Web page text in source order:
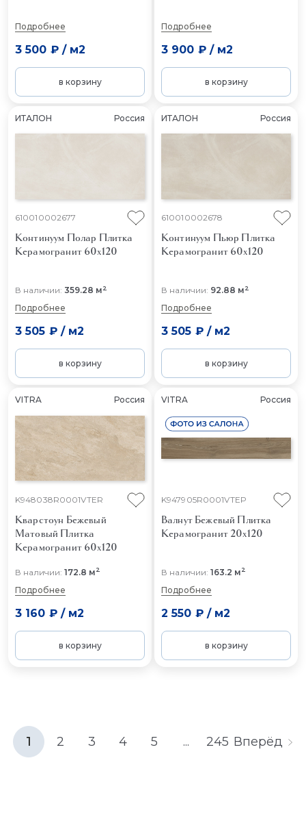
Подробнее
3 500 ₽/ м2
в корзину
Подробнее
3 900 ₽/ м2
в корзину
ИТАЛОН Россия
610010002677
Континуум Полар Плитка
Керамогранит 60x120
В наличии: 359.28 м2
Подробнее
3 505 ₽/ м2
в корзину
ИТАЛОН Россия
610010002678
Континуум Пьюр Плитка
Керамогранит 60x120
В наличии: 92.88 м2
Подробнее
3 505 ₽/ м2
в корзину
VITRA Россия
K948038R0001VTER
Кварстоун Бежевый
Матовый Плитка
Керамогранит 60x120
В наличии: 172.8 м2
Подробнее
3 160 ₽/ м2
в корзину
VITRA Россия
K947905R0001VTEP
Валнут Бежевый Плитка
Керамогранит 20x120
В наличии: 163.2 м2
Подробнее
2 550 ₽/ м2
в корзину
1 2 3 4 5 ... 245 Вперёд